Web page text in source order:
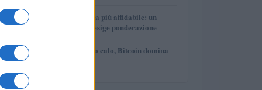
4
La macchina usata più affidabile: un
investimento che esige ponderazione
5
Mercati in leggero calo, Bitcoin domina